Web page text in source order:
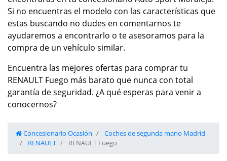
Si no encuentras el modelo con las características que
estas buscando no dudes en comentarnos te
ayudaremos a encontrarlo o te asesoramos para la
compra de un vehículo similar.
Encuentra las mejores ofertas para comprar tu
RENAULT Fuego más barato que nunca con total
garantía de seguridad. ¿A qué esperas para venir a
conocernos?
Concesionario Ocasión
Coches de segunda mano Madrid
RENAULT
RENAULT Fuego